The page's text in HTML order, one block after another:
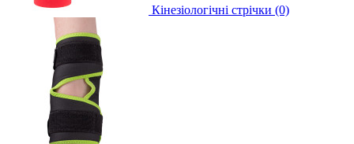
Кінезіологічні стрічки (0)